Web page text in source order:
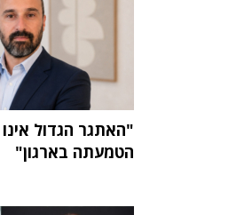
הטמעתה בארגון"